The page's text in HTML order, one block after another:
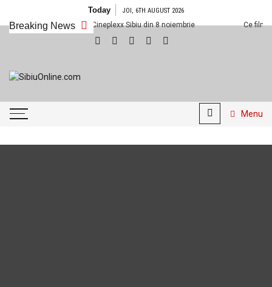
content
Today JOI, 6TH AUGUST 2026
Breaking News
Ce filme noi vedem la Cineplexx Sibiu din 8 noiembrie Ce filme
Sibiu!!!
Menu